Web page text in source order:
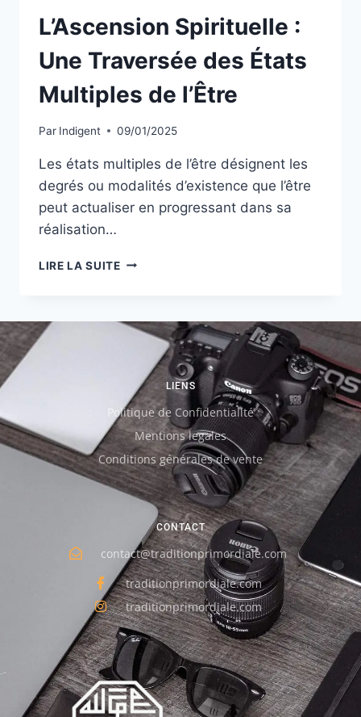
L’Ascension Spirituelle :
Une Traversée des États
Multiples de l’Être
Par Indigent 09/01/2025
Les états multiples de l’être désignent les
degrés ou modalités d’existence que l’être
peut actualiser en progressant dans sa
réalisation…
LIRE LA SUITE
CONTACT
contact@traditionprimordiale.com
traditionprimordiale.com
traditionprimordiale.com
LIENS
Politique de Confidentialité
Mentions legales
Conditions générales de vente